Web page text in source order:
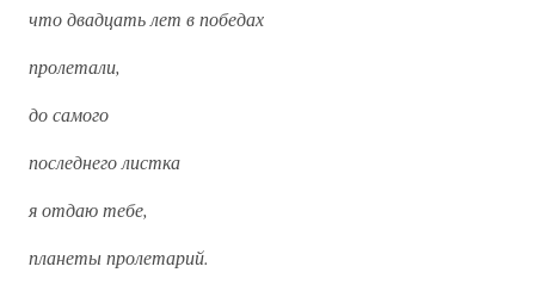
что двадцать лет в победах
пролетали,
до самого
последнего листка
я отдаю тебе,
планеты пролетарий.